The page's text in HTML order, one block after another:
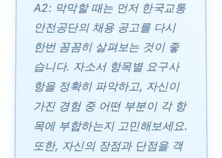
A2: 막막할 때는 먼저 한국교통
안전공단의 채용 공고를 다시
한번 꼼꼼히 살펴보는 것이 좋
습니다. 자소서 항목별 요구사
항을 정확히 파악하고, 자신이
가진 경험 중 어떤 부분이 각 항
목에 부합하는지 고민해보세요.
또한, 자신의 장점과 단점을 객